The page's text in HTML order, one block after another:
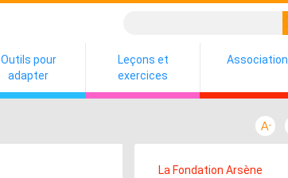
Outils pour
adapter
Leçons et
exercices
Association
La Fondation Arsène